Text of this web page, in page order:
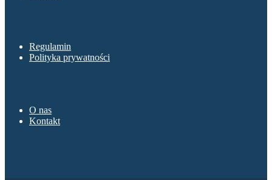
Regulamin
Polityka prywatności
O nas
Kontakt